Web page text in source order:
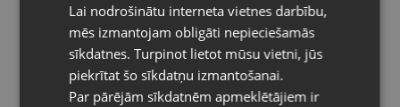
Kategorija: Spēļu disks
Platforma: Nintendo Wii
Valoda: ENG
Izlaiduma gads: 2008
Pasūtījumi tiks piegādāti uz
izvēlēto valsti
RUSSIAN
Lai nodrošinātu interneta vietnes darbību,
mēs izmantojam obligāti nepieciešamās
sīkdatnes. Turpinot lietot mūsu vietni, jūs
piekrītat šo sīkdatņu izmantošanai.
Par pārējām sīkdatnēm apmeklētājiem ir